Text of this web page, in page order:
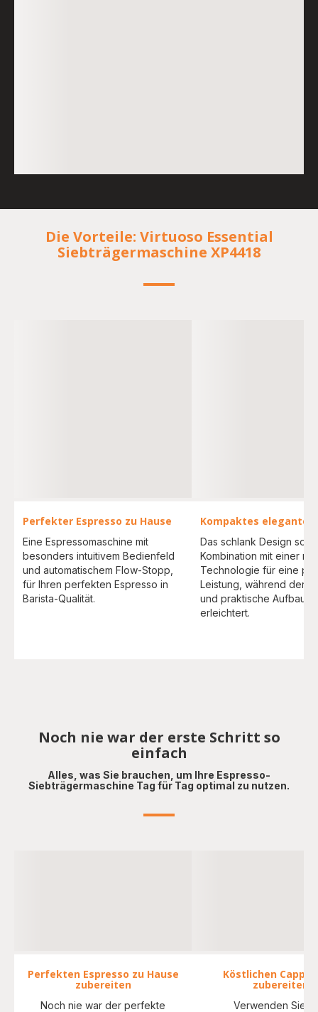
Die Vorteile: Virtuoso Essential
Siebträgermaschine XP4418
Perfekter Espresso zu Hause
Eine Espressomaschine mit
besonders intuitivem Bedienfeld
und automatischem Flow-Stopp,
für Ihren perfekten Espresso in
Barista-Qualität.
Kompaktes elegantes
Das schlank Design
Kombination mit einer
Technologie für eine
Leistung, während der
und praktische Aufbau
erleichtert.
Noch nie war der erste Schritt so
einfach
Alles, was Sie brauchen, um Ihre Espresso-
Siebträgermaschine Tag für Tag optimal zu nutzen.
Perfekten Espresso zu Hause
zubereiten
Noch nie war der perfekte
Köstlichen
zubereiten
Verwenden Sie